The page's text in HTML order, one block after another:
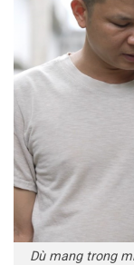
Dù mang trong